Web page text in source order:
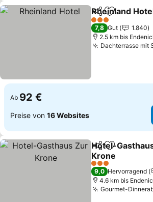
TeilenZu
Rheinland
3 Sterne
7,8 Gut
1.840
2.5 km bis
Dachterrasse mit
Ab 92 €
Preise von 16 Websites
TeilenZu
Hotel-
Krone
3 Sterne
9,0 Hervorragend
4.6 km bis
Gourmet-